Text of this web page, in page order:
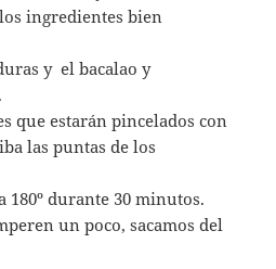
ingredientes bien
y el bacalao y
que estarán pincelados con
las puntas de los
180º durante 30 minutos.
un poco, sacamos del